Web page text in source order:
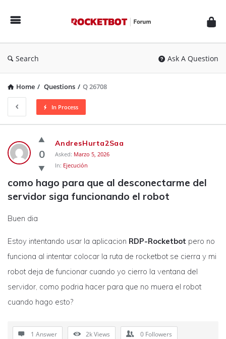
Forum
Search Ask A Question
Home / Questions / Q 26708
In Process
Rocketbot
Forum
Latest
Questions
0
AndresHurta2Saa
Asked: Marzo 5, 2026
In: Ejecución
como hago para que al desconectarme del
servidor siga funcionando el robot
Buen dia
Estoy intentando usar la aplicacion RDP-Rocketbot pero no
funciona al intentar colocar la ruta de rocketbot se cierra y mi
robot deja de funcionar cuando yo cierro la ventana del
servidor, como podria hacer para que no muera el robot
cuando hago esto?
1 Answer 2kViews 0 Followers